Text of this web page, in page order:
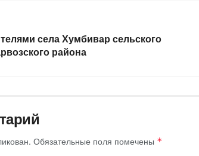
села Хумбивар сельского
района
Обязательные поля помечены *